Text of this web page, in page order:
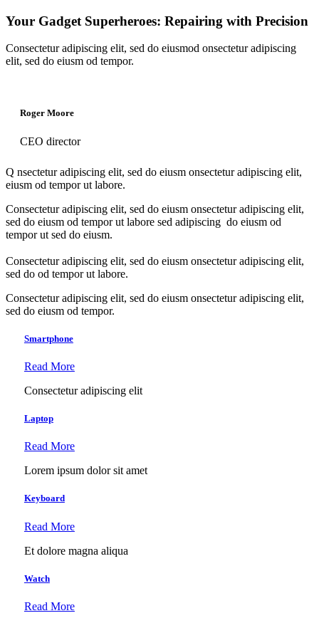
Your Gadget Superheroes: Repairing with Precision
Consectetur adipiscing elit, sed do eiusmod onsectetur adipiscing
elit, sed do eiusm od tempor.
Roger Moore
CEO director
Q nsectetur adipiscing elit, sed do eiusm onsectetur adipiscing elit,
eiusm od tempor ut labore.
Consectetur adipiscing elit, sed do eiusm onsectetur adipiscing elit,
sed do eiusm od tempor ut labore sed adipiscing do eiusm od
tempor ut sed do eiusm.
Consectetur adipiscing elit, sed do eiusm onsectetur adipiscing elit,
sed do od tempor ut labore.
Consectetur adipiscing elit, sed do eiusm onsectetur adipiscing elit,
sed do eiusm od tempor.
Smartphone
Read More
Consectetur adipiscing elit
Laptop
Read More
Lorem ipsum dolor sit amet
Keyboard
Read More
Et dolore magna aliqua
Watch
Read More